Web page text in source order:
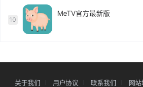
10
MeTV官方最新版
关于我们 用户协议 联系我们 网站